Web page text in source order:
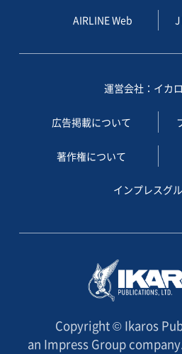
AIRLINE Web
運営会社：イカ
広告掲載について
著作権について
インプレスグ
Copyright © Ikaros
an Impress Group